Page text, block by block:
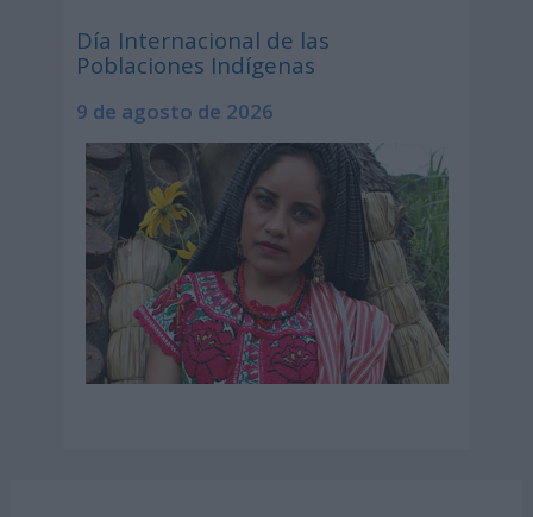
Día Internacional de las
Poblaciones Indígenas
9 de agosto de 2026